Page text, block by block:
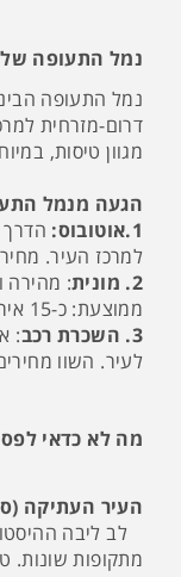
נמל התעופה של
דרום-מזרחית
מגוון טיסות,
הגעה מנמל
1.אוטובוס:
למרכז העיר. מחיר
2. מונית
: מהירה
ממוצעת: כ-15 אירו.
3. השכרת רכב
:
לעיר. השוו
מה לא כדאי
העיר העתיקה
לב ליבה
מתקופות שונות.